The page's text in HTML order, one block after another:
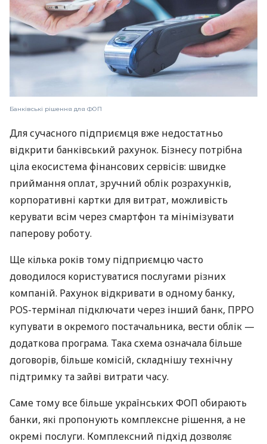
Банківські рішення для ФОП
Для сучасного підприємця вже недостатньо
відкрити банківський рахунок. Бізнесу потрібна
ціла екосистема фінансових сервісів: швидке
приймання оплат, зручний облік розрахунків,
корпоративні картки для витрат, можливість
керувати всім через смартфон та мінімізувати
паперову роботу.
Ще кілька років тому підприємцю часто
доводилося користуватися послугами різних
компаній. Рахунок відкривати в одному банку,
POS-термінал підключати через інший банк, ПРРО
купувати в окремого постачальника, вести облік —
додаткова програма. Така схема означала більше
договорів, більше комісій, складнішу технічну
підтримку та зайві витрати часу.
Саме тому все більше українських ФОП обирають
банки, які пропонують комплексне рішення, а не
окремі послуги. Комплексний підхід дозволяє